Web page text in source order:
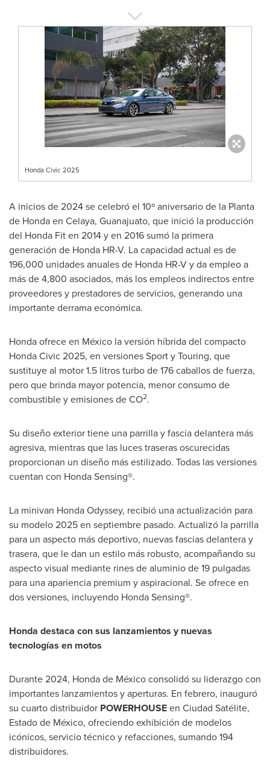
Honda Civic 2025
A inicios de 2024 se celebró el 10º aniversario de la Planta
de Honda en Celaya, Guanajuato, que inició la producción
del Honda Fit en 2014 y en 2016 sumó la primera
generación de Honda HR-V. La capacidad actual es de
196,000 unidades anuales de Honda HR-V y da empleo a
más de 4,800 asociados, más los empleos indirectos entre
proveedores y prestadores de servicios, generando una
importante derrama económica.
Honda ofrece en México la versión híbrida del compacto
Honda Civic 2025, en versiones Sport y Touring, que
sustituye al motor 1.5 litros turbo de 176 caballos de fuerza,
pero que brinda mayor potencia, menor consumo de
combustible y emisiones de CO2.
Su diseño exterior tiene una parrilla y fascia delantera más
agresiva, mientras que las luces traseras oscurecidas
proporcionan un diseño más estilizado. Todas las versiones
cuentan con Honda Sensing®.
La minivan Honda Odyssey, recibió una actualización para
su modelo 2025 en septiembre pasado. Actualizó la parrilla
para un aspecto más deportivo, nuevas fascias delantera y
trasera, que le dan un estilo más robusto, acompañando su
aspecto visual mediante rines de aluminio de 19 pulgadas
para una apariencia premium y aspiracional. Se ofrece en
dos versiones, incluyendo Honda Sensing®.
Honda destaca con sus lanzamientos y nuevas
tecnologías en motos
Durante 2024, Honda de México consolidó su liderazgo con
importantes lanzamientos y aperturas. En febrero, inauguró
su cuarto distribuidor POWERHOUSEen Ciudad Satélite,
Estado de México, ofreciendo exhibición de modelos
icónicos, servicio técnico y refacciones, sumando 194
distribuidores.